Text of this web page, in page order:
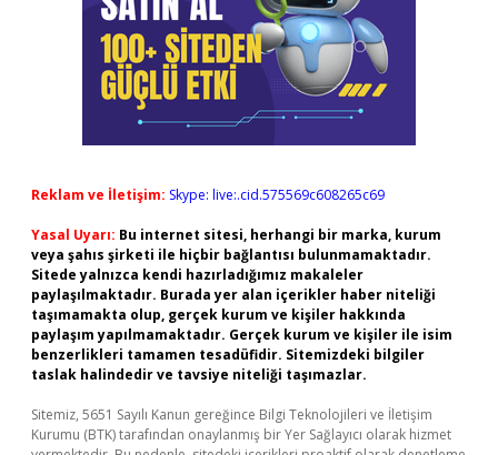
Reklam ve İletişim: Skype: live:.cid.575569c608265c69
Yasal Uyarı: Bu internet sitesi, herhangi bir marka, kurum
veya şahıs şirketi ile hiçbir bağlantısı bulunmamaktadır.
Sitede yalnızca kendi hazırladığımız makaleler
paylaşılmaktadır. Burada yer alan içerikler haber niteliği
taşımamakta olup, gerçek kurum ve kişiler hakkında
paylaşım yapılmamaktadır. Gerçek kurum ve kişiler ile isim
benzerlikleri tamamen tesadüfidir. Sitemizdeki bilgiler
taslak halindedir ve tavsiye niteliği taşımazlar.
Sitemiz, 5651 Sayılı Kanun gereğince Bilgi Teknolojileri ve İletişim
Kurumu (BTK) tarafından onaylanmış bir Yer Sağlayıcı olarak hizmet